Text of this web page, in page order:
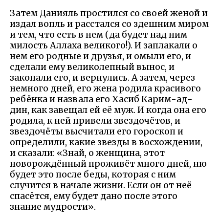
Затем Данияль простился со своей женой и
издал вопль и расстался со здешним миром
и тем, что есть в нем (да будет над ним
милость Аллаха великого!). И заплакали о
нем его родные и друзья, и омыли его, и
сделали ему великолепный вынос, и
закопали его, и вернулись. А затем, через
немного дней, его жена родила красивого
ребёнка и назвала его Хасиб Карим-ад-
дин, как завещал ей её муж. И когда она его
родила, к ней привели звездочётов, и
звездочёты высчитали его гороскоп и
определили, какие звезды в восхождении,
и сказали: «Знай, о женщина, этот
новорождённый проживёт много дней, ню
будет это после беды, которая с ним
случится в начале жизни. Если он от неё
спасётся, ему будет дано после этого
знание мудрости».